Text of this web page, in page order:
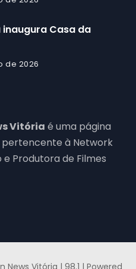
inaugura Casa da
de 2026
Vitória é uma página
à Network
Produtora de Filmes